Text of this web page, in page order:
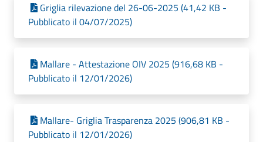
Griglia rilevazione del 26-06-2025 (41,42 KB -
Pubblicato il 04/07/2025)
Mallare - Attestazione OIV 2025 (916,68 KB -
Pubblicato il 12/01/2026)
Mallare- Griglia Trasparenza 2025 (906,81 KB -
Pubblicato il 12/01/2026)